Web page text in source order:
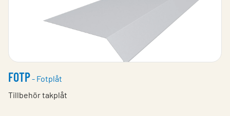
FOTP- Fotplåt
Tillbehör takplåt